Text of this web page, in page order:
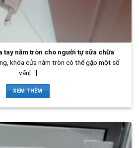
tay nắm tròn cho người tự sửa chữa
khóa cửa nắm tròn có thể gặp một số
vấn[...]
XEM THÊM